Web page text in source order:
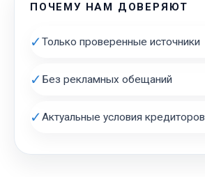
ПОЧЕМУ НАМ ДОВЕРЯЮТ
✓Только проверенные источники
✓ Без рекламных обещаний
✓Актуальные условия кредиторов